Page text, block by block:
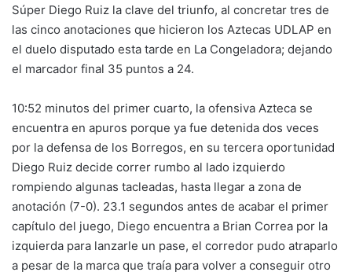
Súper Diego Ruiz la clave del triunfo, al concretar tres de
las cinco anotaciones que hicieron los Aztecas UDLAP en
el duelo disputado esta tarde en La Congeladora; dejando
el marcador final 35 puntos a 24.
10:52 minutos del primer cuarto, la ofensiva Azteca se
encuentra en apuros porque ya fue detenida dos veces
por la defensa de los Borregos, en su tercera oportunidad
Diego Ruiz decide correr rumbo al lado izquierdo
rompiendo algunas tacleadas, hasta llegar a zona de
anotación (7-0). 23.1 segundos antes de acabar el primer
capítulo del juego, Diego encuentra a Brian Correa por la
izquierda para lanzarle un pase, el corredor pudo atraparlo
a pesar de la marca que traía para volver a conseguir otro